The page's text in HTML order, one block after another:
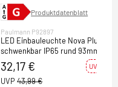
Produktdatenblatt
Paulmann P92897
LED Einbauleuchte Nova Plus
schwenkbar IP65 rund 93mm GU10
7W 460lm 230V dimmbar 2700K
Weiß matt
32,17 € UVP -27%
UVP 43,99 €